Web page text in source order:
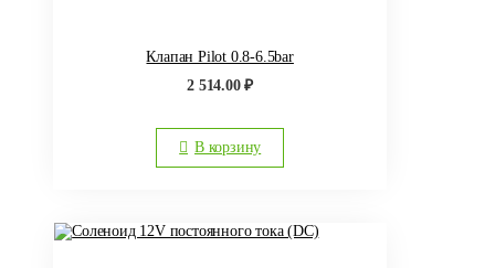
Клапан Pilot 0.8-6.5bar
2 514.00₽
В корзину